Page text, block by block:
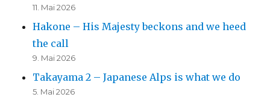
11. Mai 2026
Hakone – His Majesty beckons and we heed
the call
9. Mai 2026
Takayama 2 – Japanese Alps is what we do
5. Mai 2026